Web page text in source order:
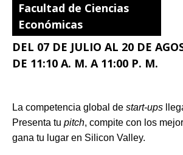
Facultad de Ciencias
Económicas
DEL 07 DE JULIO AL 20 DE
DE 11:10 A. M. A 11:00 P. M.
La competencia global de start-ups
Presenta tu pitch, compite con los
gana tu lugar en Silicon Valley.